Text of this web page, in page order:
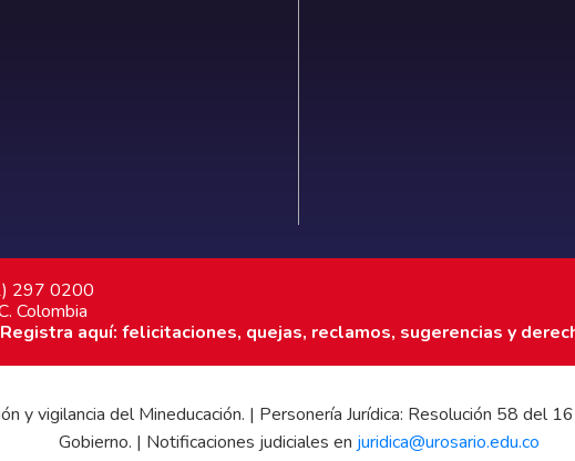
297 0200
Colombia
aquí: felicitaciones, quejas, reclamos, sugerencias y
y vigilancia del Mineducación. | Personería Jurídica: Resolución 58
Gobierno. | Notificaciones judiciales en juridica@urosario.edu.co